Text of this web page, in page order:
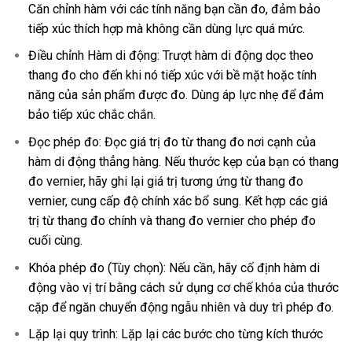
Căn chỉnh hàm với các tính năng bạn cần đo, đảm bảo
tiếp xúc thích hợp mà không cần dùng lực quá mức.
Điều chỉnh Hàm di động: Trượt hàm di động dọc theo
thang đo cho đến khi nó tiếp xúc với bề mặt hoặc tính
năng của sản phẩm được đo. Dùng áp lực nhẹ để đảm
bảo tiếp xúc chắc chắn.
Đọc phép đo: Đọc giá trị đo từ thang đo nơi cạnh của
hàm di động thẳng hàng. Nếu thước kẹp của bạn có thang
đo vernier, hãy ghi lại giá trị tương ứng từ thang đo
vernier, cung cấp độ chính xác bổ sung. Kết hợp các giá
trị từ thang đo chính và thang đo vernier cho phép đo
cuối cùng.
Khóa phép đo (Tùy chọn): Nếu cần, hãy cố định hàm di
động vào vị trí bằng cách sử dụng cơ chế khóa của thước
cặp để ngăn chuyển động ngẫu nhiên và duy trì phép đo.
Lặp lại quy trình: Lặp lại các bước cho từng kích thước